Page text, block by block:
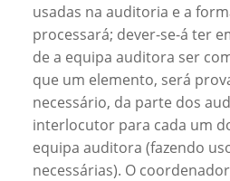
usadas na auditoria e a
processará; dever-se-á ter
de a equipa auditora ser
que um elemento, será
necessário, da parte dos
interlocutor para cada um
equipa auditora (fazendo
necessárias). O